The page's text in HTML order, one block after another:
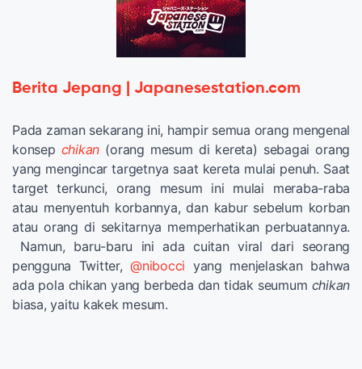
Berita Jepang | Japanesestation.com
Pada zaman sekarang ini, hampir semua orang mengenal
konsep chikan (orang mesum di kereta) sebagai orang
yang mengincar targetnya saat kereta mulai penuh. Saat
target terkunci, orang mesum ini mulai meraba-raba
atau menyentuh korbannya, dan kabur sebelum korban
atau orang di sekitarnya memperhatikan perbuatannya.
Namun, baru-baru ini ada cuitan viral dari seorang
pengguna Twitter,@nibocci yang menjelaskan bahwa
ada pola chikan yang berbeda dan tidak seumum chikan
biasa, yaitu kakek mesum.